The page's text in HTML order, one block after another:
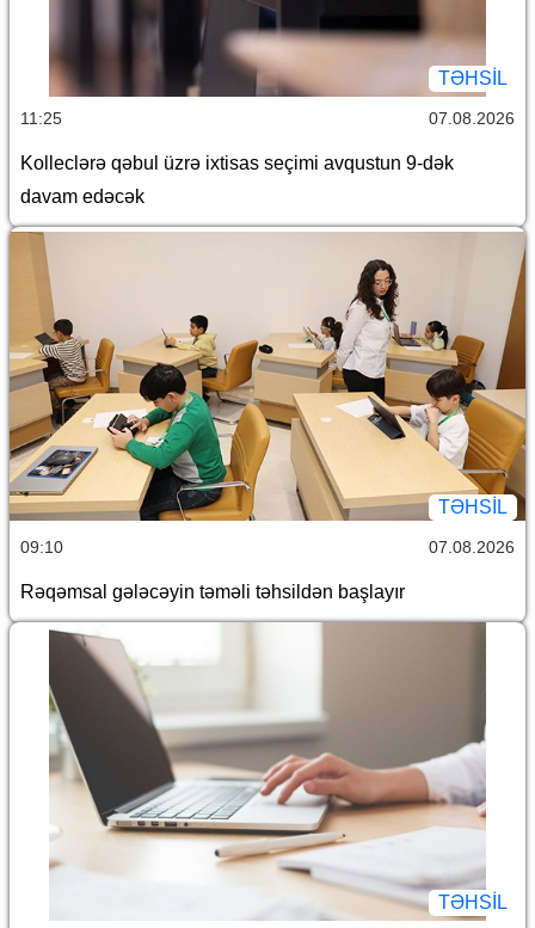
TƏHSIL
11:25 07.08.2026
Kolleclərə qəbul üzrə ixtisas seçimi avqustun 9-dək
davam edəcək
TƏHSIL
09:10 07.08.2026
Rəqəmsal gələcəyin təməli təhsildən başlayır
TƏHSIL